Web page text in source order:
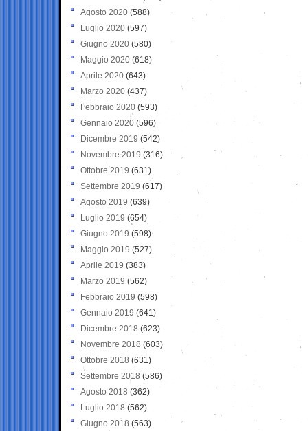
Agosto 2020 (588)
Luglio 2020 (597)
Giugno 2020 (580)
Maggio 2020 (618)
Aprile 2020 (643)
Marzo 2020 (437)
Febbraio 2020 (593)
Gennaio 2020 (596)
Dicembre 2019 (542)
Novembre 2019 (316)
Ottobre 2019 (631)
Settembre 2019 (617)
Agosto 2019 (639)
Luglio 2019 (654)
Giugno 2019 (598)
Maggio 2019 (527)
Aprile 2019 (383)
Marzo 2019 (562)
Febbraio 2019 (598)
Gennaio 2019 (641)
Dicembre 2018 (623)
Novembre 2018 (603)
Ottobre 2018 (631)
Settembre 2018 (586)
Agosto 2018 (362)
Luglio 2018 (562)
Giugno 2018 (563)